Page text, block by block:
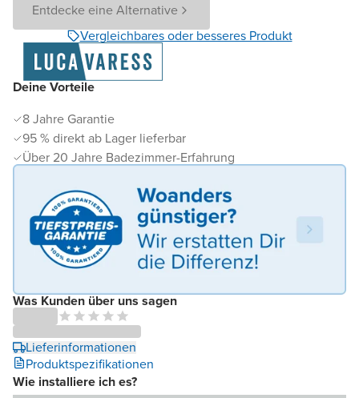
Deine Vorteile
8 Jahre Garantie
95 % direkt ab Lager lieferbar
Über 20 Jahre Badezimmer-Erfahrung
Was Kunden über uns sagen
Lieferinformationen
Produktspezifikationen
Wie installiere ich es?
Entdecke eine Alternative
Vergleichbares oder besseres Produkt